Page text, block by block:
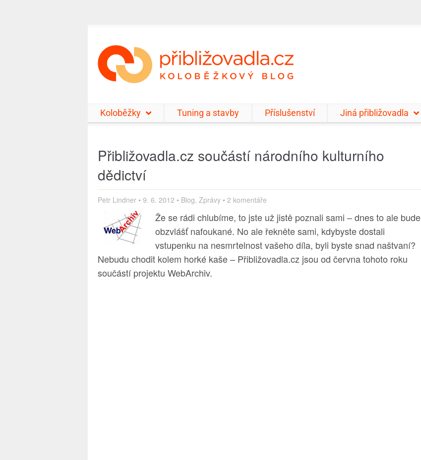
Koloběžky Tuning a stavby Příslušenství Jiná přibližovadla
Přibližovadla.cz součástí národního kulturního
dědictví
Petr Lindner • 9. 6. 2012 • Blog, Zprávy • 2 komentáře
Že se rádi chlubíme, to jste už jistě poznali sami – dnes to ale bude
obzvlášť nafoukané. No ale řekněte sami, kdybyste dostali
vstupenku na nesmrtelnost vašeho díla, byli byste snad naštvaní?
Nebudu chodit kolem horké kaše – Přibližovadla.cz jsou od června tohoto roku
součástí projektu WebArchiv.